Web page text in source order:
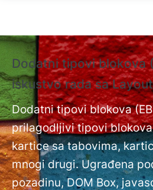
Dodatni tipovi blokova
iskustvo rada sa Layout
Dodatni tipovi blokova
prilagodljivi tipovi
kartice sa tabovima,
mnogi drugi. Ugrađena
pozadinu, DOM Box,